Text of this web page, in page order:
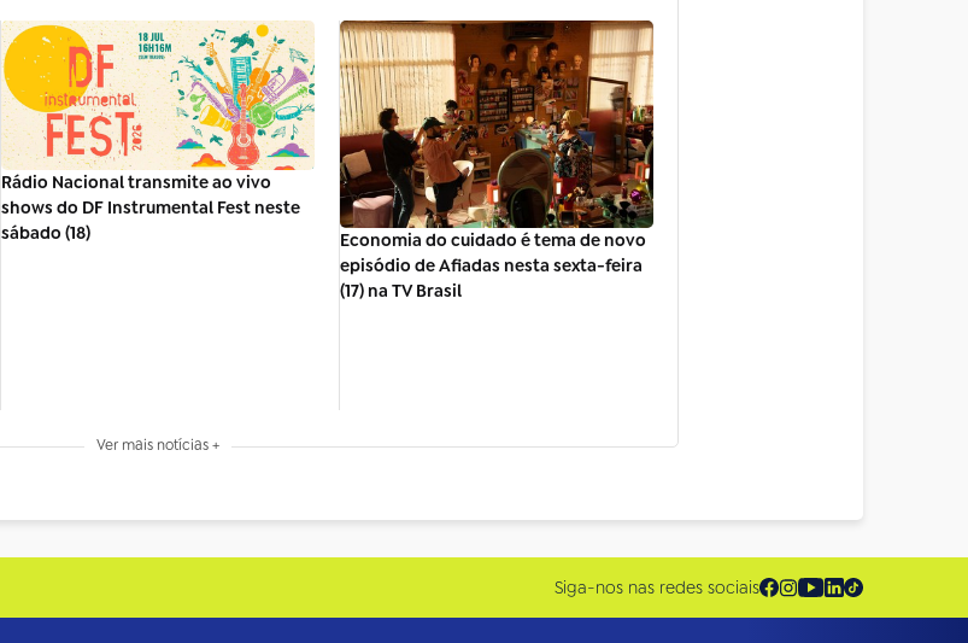
Rádio Nacional transmite ao vivo
shows do DF Instrumental Fest neste
sábado (18)
Economia do cuidado é tema de novo
episódio de Afiadas nesta sexta-feira
(17) na TV Brasil
Ver mais notícias +
Siga-nos nas redes sociais